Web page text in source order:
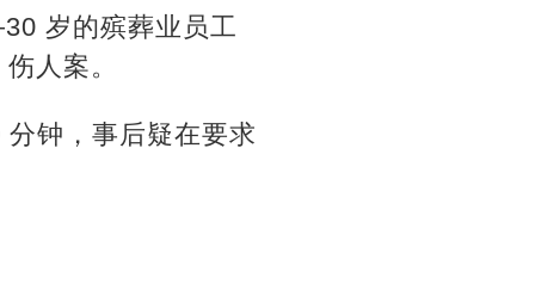
岁的殡葬业员工
人案。
钟，事后疑在要求